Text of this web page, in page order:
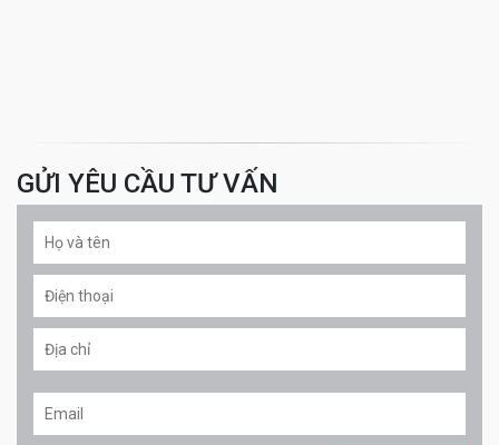
GỬI YÊU CẦU TƯ VẤN